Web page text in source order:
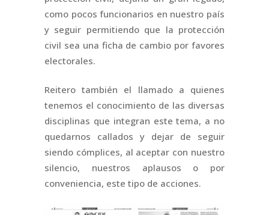
como pocos funcionarios en nuestro país
y seguir permitiendo que la protección
civil sea una ficha de cambio por favores
electorales.
Reitero también el llamado a quienes
tenemos el conocimiento de las diversas
disciplinas que integran este tema, a no
quedarnos callados y dejar de seguir
siendo cómplices, al aceptar con nuestro
silencio, nuestros aplausos o por
conveniencia, este tipo de acciones.